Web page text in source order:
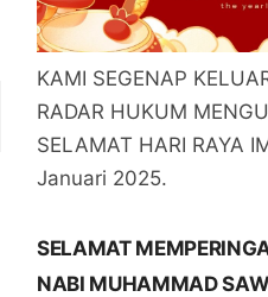
KAMI SEGENAP
RADAR HUKUM
SELAMAT HARI RAYA
Januari 2025.
SELAMAT
NABI MUHAMMAD SAW